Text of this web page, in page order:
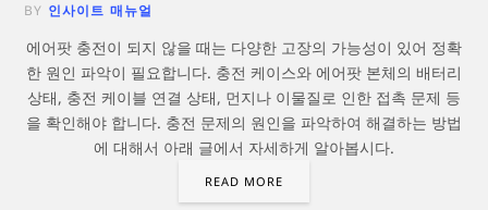
BY 인사이트 매뉴얼
에어팟 충전이 되지 않을 때는 다양한 고장의 가능성이 있어 정확
한 원인 파악이 필요합니다. 충전 케이스와 에어팟 본체의 배터리
상태, 충전 케이블 연결 상태, 먼지나 이물질로 인한 접촉 문제 등
을 확인해야 합니다. 충전 문제의 원인을 파악하여 해결하는 방법
에 대해서 아래 글에서 자세하게 알아봅시다.
READ MORE